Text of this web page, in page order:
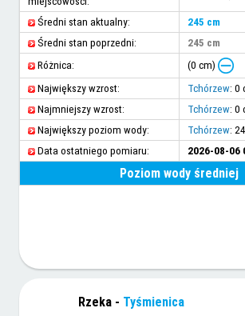
Średni stan aktualny:
245 cm
Średni stan poprzedni:
245 cm
Różnica:
(0 cm)
Największy wzrost:
Tchórzew: 0
Najmniejszy wzrost:
Tchórzew: 0
Największy poziom wody:
Tchórzew:
Data ostatniego pomiaru:
2026-08-06
Poziom wody średniej
Rzeka - Tyśmienica